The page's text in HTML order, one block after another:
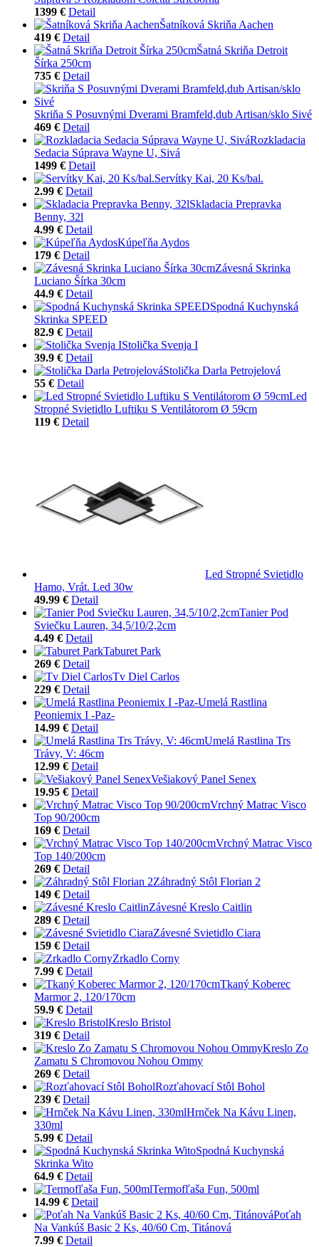
1399 € Detail
Šatníková Skriňa Aachen
419 € Detail
Šatná Skriňa Detroit
Šírka 250cm
735 € Detail
Skriňa S Posuvnými Dverami Bramfeld,dub Artisan/sklo Sivé
469 € Detail
Rozkladacia
Sedacia Súprava Wayne U, Sivá
1499 € Detail
Servítky Kai, 20 Ks/bal.
2.99 € Detail
Skladacia Prepravka
Benny, 32l
4.99 € Detail
Kúpeľňa Aydos
179 € Detail
Závesná Skrinka
Luciano Šírka 30cm
44.9 € Detail
Spodná Kuchynská
Skrinka SPEED
82.9 € Detail
Stolička Svenja I
39.9 € Detail
Stolička Darla Petrojelová
55 € Detail
Led
Stropné Svietidlo Luftiku S Ventilátorom Ø 59cm
119 € Detail
Led Stropné Svietidlo
Hamo, Vrát. Led 30w
49.99 € Detail
Tanier Pod
Sviečku Lauren, 34,5/10/2,2cm
4.49 € Detail
Taburet Park
269 € Detail
Tv Diel Carlos
229 € Detail
Umelá Rastlina
Peoniemix I -Paz-
14.99 € Detail
Umelá Rastlina Trs
Trávy, V: 46cm
12.99 € Detail
Vešiakový Panel Senex
19.95 € Detail
Vrchný Matrac Visco
Top 90/200cm
169 € Detail
Vrchný Matrac Visco
Top 140/200cm
269 € Detail
Záhradný Stôl Florian 2
149 € Detail
Závesné Kreslo Caitlin
289 € Detail
Závesné Svietidlo Ciara
159 € Detail
Zrkadlo Corny
7.99 € Detail
Tkaný Koberec
Marmor 2, 120/170cm
59.9 € Detail
Kreslo Bristol
319 € Detail
Kreslo Zo
Zamatu S Chromovou Nohou Ommy
269 € Detail
Rozťahovací Stôl Bohol
239 € Detail
Hrnček Na Kávu Linen,
330ml
5.99 € Detail
Spodná Kuchynská
Skrinka Wito
64.9 € Detail
Termofľaša Fun, 500ml
14.99 € Detail
Poťah
Na Vankúš Basic 2 Ks, 40/60 Cm, Titánová
7.99 € Detail